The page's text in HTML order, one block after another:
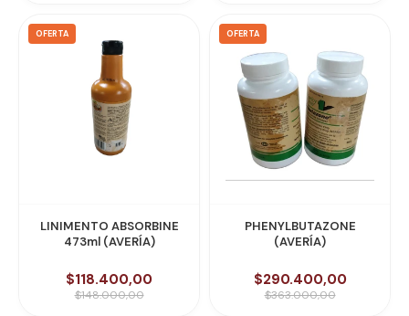
OFERTA
LINIMENTO ABSORBINE
473ml (AVERÍA)
$118.400,00
$148.000,00
OFERTA
PHENYLBUTAZONE
(AVERÍA)
$290.400,00
$363.000,00